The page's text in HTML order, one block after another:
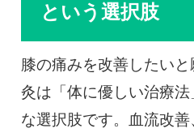
という選択肢
膝の痛みを改善したい
灸は「体に優しい治療
な選択肢です。血流改